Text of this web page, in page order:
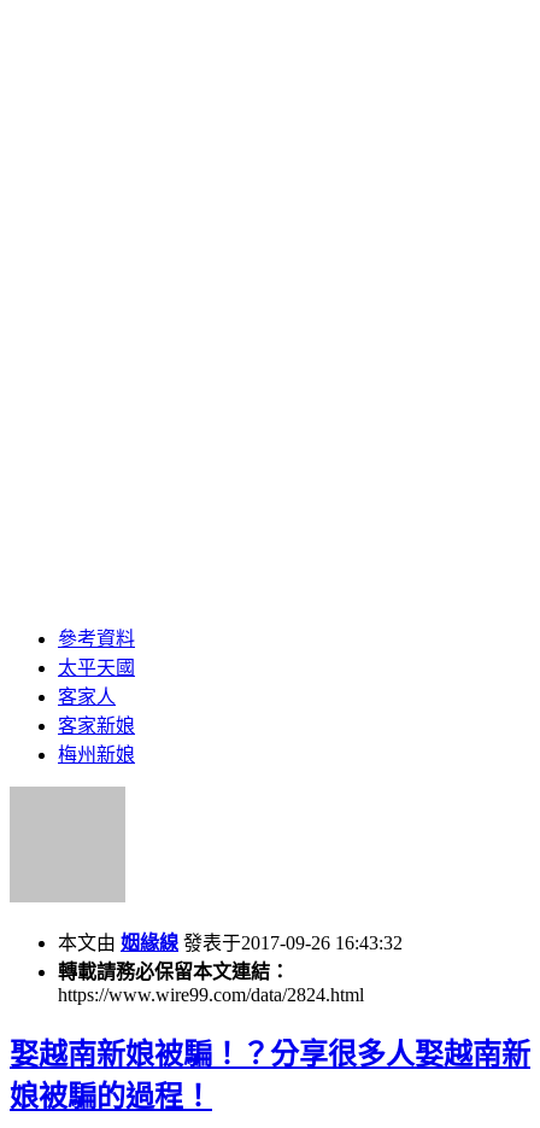
參考資料
太平天國
客家人
客家新娘
梅州新娘
本文由 姻緣線 發表于2017-09-26 16:43:32
轉載請務必保留本文連結：
https://www.wire99.com/data/2824.html
娶越南新娘被騙！？分享很多人娶越南新
娘被騙的過程！